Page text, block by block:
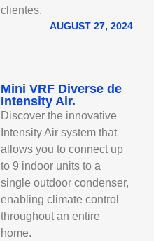
clientes.
AUGUST 27, 2024
Mini VRF Diverse de
Intensity Air.
Discover the innovative
Intensity Air system that
allows you to connect up
to 9 indoor units to a
single outdoor condenser,
enabling climate control
throughout an entire
home.